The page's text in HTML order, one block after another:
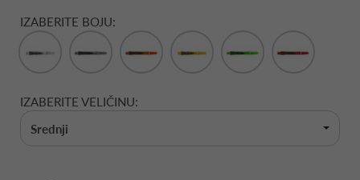
IZABERITE BOJU:
IZABERITE VELIČINU:
Srednji